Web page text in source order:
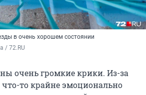
в очень хорошем состоянии
/ 72.RU
очень громкие крики. Из-за
то крайне эмоционально